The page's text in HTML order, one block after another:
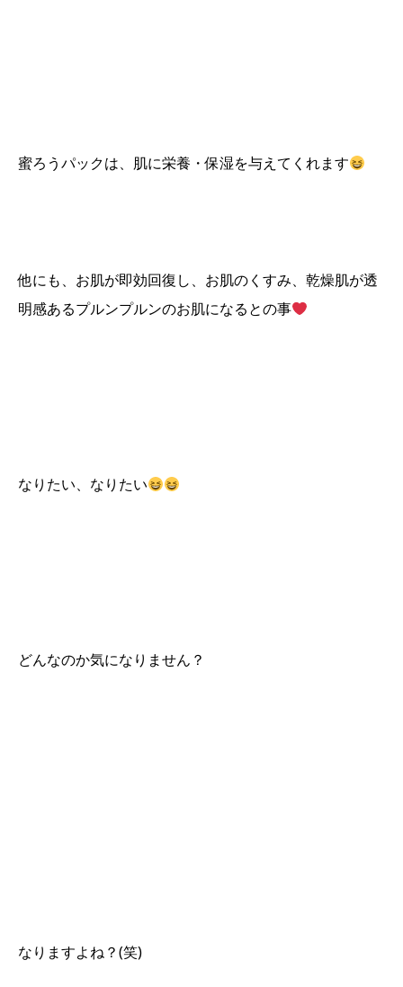
蜜ろうパックは、肌に栄養・保湿を与えてくれます
他にも、お肌が即効回復し、お肌のくすみ、乾燥肌が透
明感あるプルンプルンのお肌になるとの事
なりたい、なりたい
どんなのか気になりません？
なりますよね？(笑)